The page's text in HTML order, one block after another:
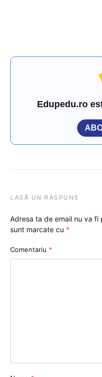
Edupedu.ro
LASĂ UN RĂSPUNS
Adresa ta de email nu va fi
sunt marcate cu *
Comentariu *